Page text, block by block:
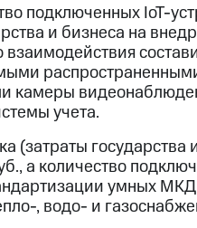
подключенных IoT-
и бизнеса на
камеры
учета.
(затраты государства
а количество
умных МКД
, водо- и